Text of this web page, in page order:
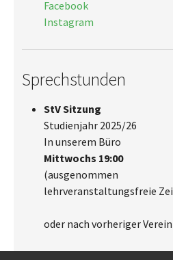
Facebook
Instagram
Sprechstunden
StV Sitzung
Studienjahr 2025/26
In unserem Büro
Mittwochs 19:00
(ausgenommen
lehrveranstaltungsfreie
oder nach vorheriger